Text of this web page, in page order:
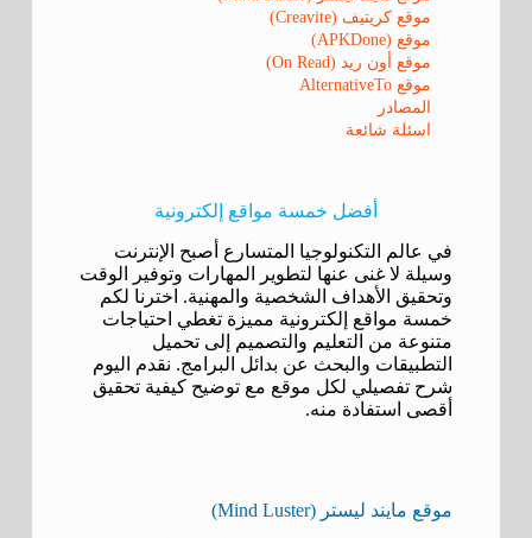
موقع كريتيف (Creavite)
موقع (APKDone)
موقع أون ريد (On Read)
موقع AlternativeTo
المصادر
اسئلة شائعة
أفضل خمسة مواقع إلكترونية
في عالم التكنولوجيا المتسارع أصبح الإنترنت
وسيلة لا غنى عنها لتطوير المهارات وتوفير الوقت
وتحقيق الأهداف الشخصية والمهنية. اخترنا لكم
خمسة مواقع إلكترونية مميزة تغطي احتياجات
متنوعة من التعليم والتصميم إلى تحميل
التطبيقات والبحث عن بدائل البرامج. نقدم اليوم
شرح تفصيلي لكل موقع مع توضيح كيفية تحقيق
أقصى استفادة منه.
موقع مايند ليستر (Mind Luster)